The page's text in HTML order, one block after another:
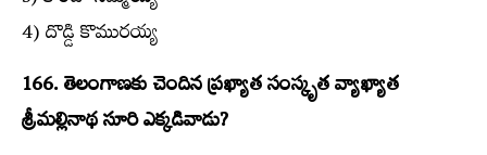
4) దొడ్డి కొమురయ్య
166. తెలంగాణకు చెందిన ప్రఖ్యాత సంస్కృత వ్యాఖ్యాత
శ్రీమల్లినాథ సూరి ఎక్కడివాడు?